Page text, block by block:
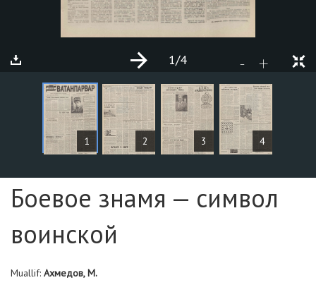
1 2 3 4
- +
1/4
MAQOLALAR
Sahifa №1
Боевое знамя — символ
воинской
Muallif: Ахмедов, М.